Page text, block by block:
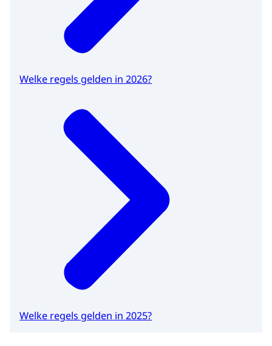
Welke regels gelden in 2026?
Welke regels gelden in 2025?